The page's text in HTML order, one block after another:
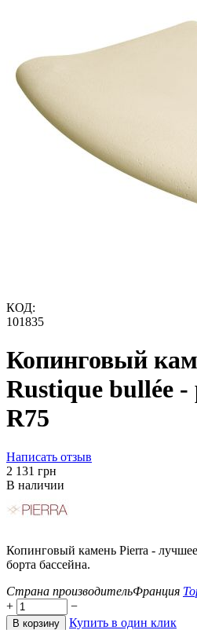
КОД:
101835
Копинговый
Rustique bullée
R75
Написать отзыв
‍2 131‍ грн
В наличии
Копинговый камень Pierra -
борта бассейна.
Страна производительФранция
+
−
В корзину
Купить в один клик